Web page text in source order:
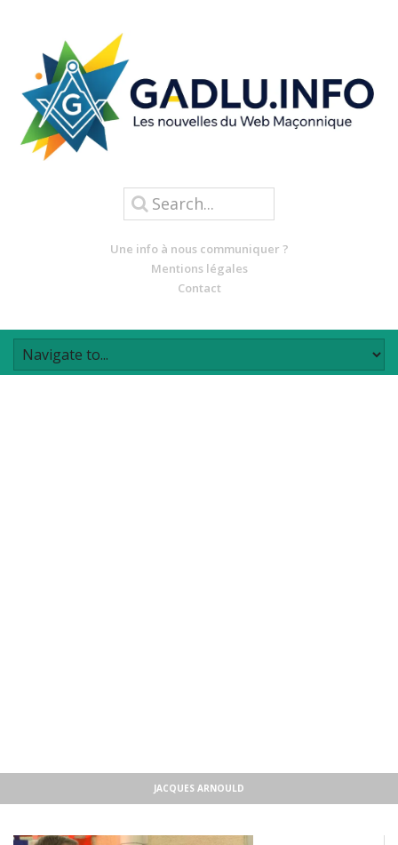
Une info à nous communiquer ?
Mentions légales
Contact
JACQUES ARNOULD